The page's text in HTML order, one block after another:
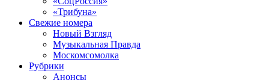
«Трибуна»
Свежие номера
Новый Взгляд
Музыкальная Правда
Москомсомолка
Рубрики
Анонсы